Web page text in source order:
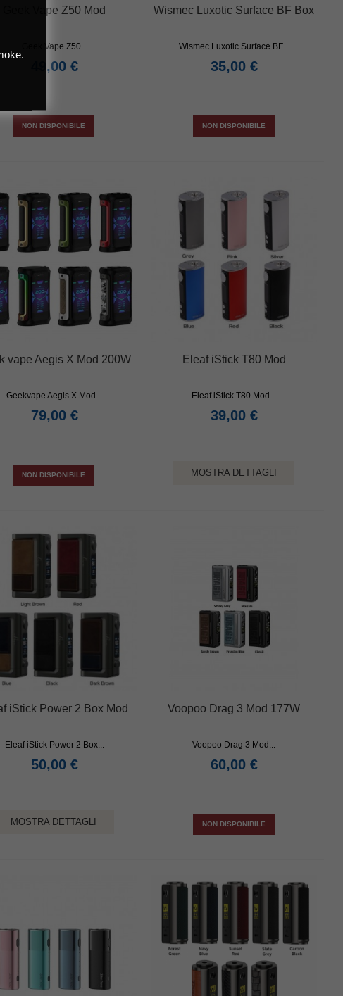
Geek Vape Z50 Mod
Geek Vape Z50...
49,00 €
NON DISPONIBILE
Wismec Luxotic Surface BF Box
Wismec Luxotic Surface BF...
35,00 €
NON DISPONIBILE
vape Aegis X Mod 200W
Geekvape Aegis X Mod...
79,00 €
NON DISPONIBILE
Eleaf iStick T80 Mod
Eleaf iStick T80 Mod...
39,00 €
MOSTRA DETTAGLI
iStick Power 2 Box Mod
Eleaf iStick Power 2 Box...
50,00 €
MOSTRA DETTAGLI
Voopoo Drag 3 Mod 177W
Voopoo Drag 3 Mod...
60,00 €
NON DISPONIBILE